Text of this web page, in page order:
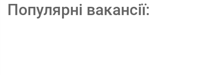
Популярні вакансії: